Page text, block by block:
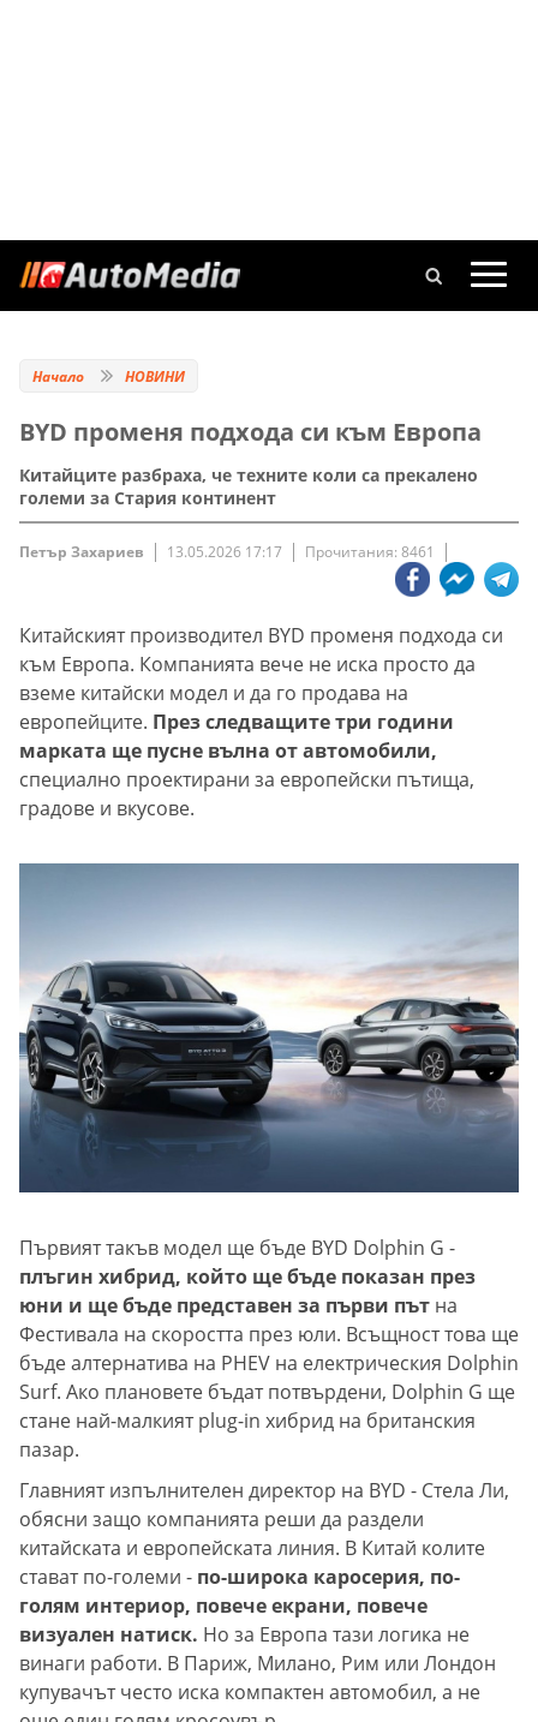
Начало НОВИНИ
BYD променя подхода си към Европа
Китайците разбраха, че техните коли са прекалено
големи за Стария континент
Петър Захариев 13.05.2026 17:17 Прочитания: 8461
Китайският производител BYD променя подхода си
към Европа. Компанията вече не иска просто да
вземе китайски модел и да го продава на
европейците. През следващите три години
марката ще пусне вълна от автомобили,
специално проектирани за европейски пътища,
градове и вкусове.
Първият такъв модел ще бъде BYD Dolphin G -
плъгин хибрид, който ще бъде показан през
юни и ще бъде представен за първи път на
Фестивала на скоростта през юли. Всъщност това ще
бъде алтернатива на PHEV на електрическия Dolphin
Surf. Ако плановете бъдат потвърдени, Dolphin G ще
стане най-малкият plug-in хибрид на британския
пазар.
Главният изпълнителен директор на BYD - Стела Ли,
обясни защо компанията реши да раздели
китайската и европейската линия. В Китай колите
стават по-големи - по-широка каросерия, по-
голям интериор, повече екрани, повече
визуален натиск. Но за Европа тази логика не
винаги работи. В Париж, Милано, Рим или Лондон
купувачът често иска компактен автомобил, а не